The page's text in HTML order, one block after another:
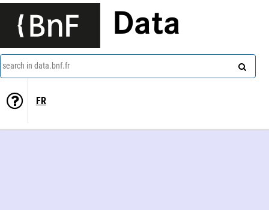
Data
search in data.bnf.fr
FR